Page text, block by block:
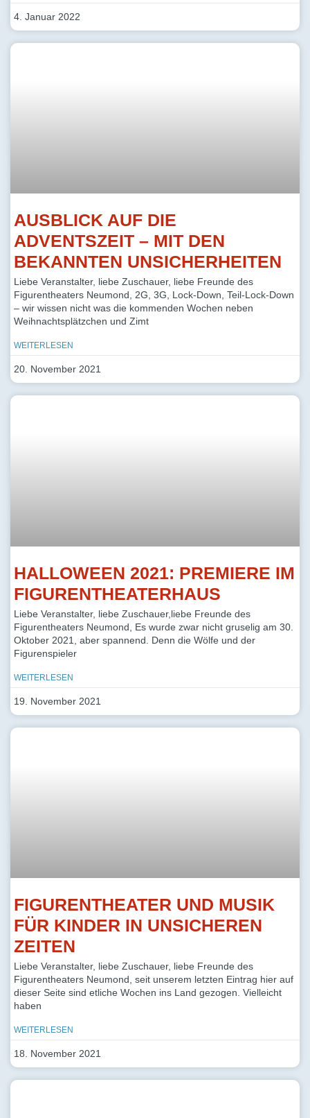
4. Januar 2022
AUSBLICK AUF DIE
ADVENTSZEIT – MIT DEN
BEKANNTEN UNSICHERHEITEN
Liebe Veranstalter, liebe Zuschauer, liebe Freunde des
Figurentheaters Neumond, 2G, 3G, Lock-Down, Teil-Lock-Down
– wir wissen nicht was die kommenden Wochen neben
Weihnachtsplätzchen und Zimt
WEITERLESEN
20. November 2021
HALLOWEEN 2021: PREMIERE IM
FIGURENTHEATERHAUS
Liebe Veranstalter, liebe Zuschauer,liebe Freunde des
Figurentheaters Neumond, Es wurde zwar nicht gruselig am 30.
Oktober 2021, aber spannend. Denn die Wölfe und der
Figurenspieler
WEITERLESEN
19. November 2021
FIGURENTHEATER UND MUSIK
FÜR KINDER IN UNSICHEREN
ZEITEN
Liebe Veranstalter, liebe Zuschauer, liebe Freunde des
Figurentheaters Neumond, seit unserem letzten Eintrag hier auf
dieser Seite sind etliche Wochen ins Land gezogen. Vielleicht
haben
WEITERLESEN
18. November 2021